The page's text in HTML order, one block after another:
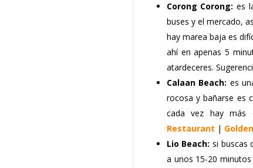
Corong Corong: es
buses y el mercado,
hay marea baja es
ahí en apenas 5
atardeceres.
Calaan Beach: es
rocosa y bañarse es
cada vez hay más
Restaurant |
Lio Beach: si buscas
a unos 15-20